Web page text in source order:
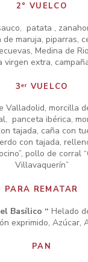
2° VUELCO
patata ,
maruja, piparras,
Medina de
virgen extra,
3ᵉʳ VUELCO
Valladolid, morcilla
panceta ibérica,
tajada, caña con
con tajada,
pollo de corral
Villavaquerín”
PARA REMATAR
Basílico “ Helado
exprimido, Azúcar,
PAN